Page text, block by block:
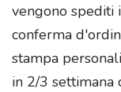
vengono spediti
conferma
stampa
in 2/3 settimana